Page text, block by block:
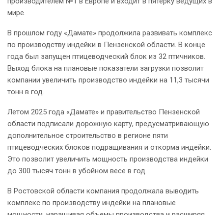
мире.
В прошлом году «Дамате» продолжила развивать комплекс
по производству индейки в Пензенской области. В конце
года был запущен птицеводческий блок из 32 птичников.
Выход блока на плановые показатели загрузки позволит
компании увеличить производство индейки на 11,3 тысячи
тонн в год.
Летом 2025 года «Дамате» и правительство Пензенской
области подписали дорожную карту, предусматривающую
дополнительное строительство в регионе пяти
птицеводческих блоков подращивания и откорма индейки.
Это позволит увеличить мощность производства индейки
до 300 тысяч тонн в убойном весе в год.
В Ростовской области компания продолжала выводить
комплекс по производству индейки на плановые